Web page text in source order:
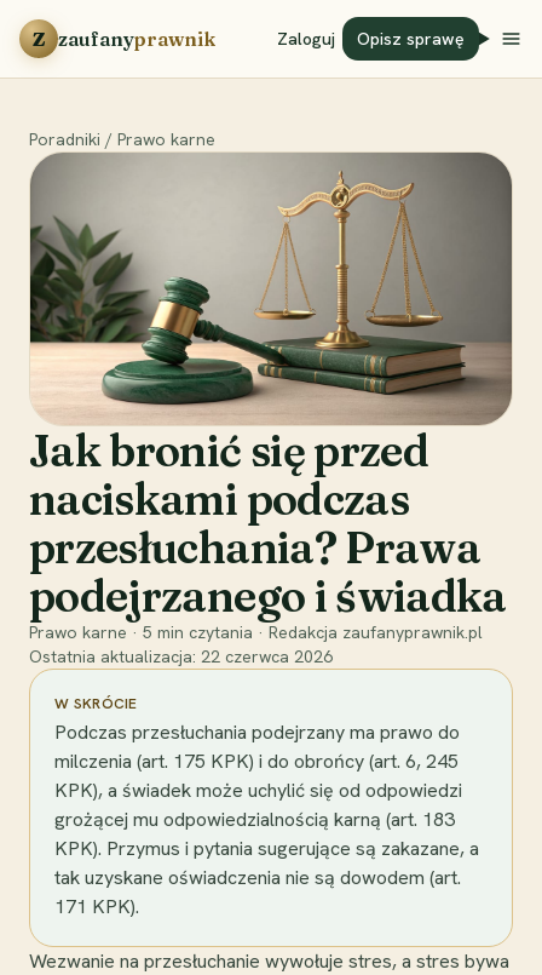
Przejdź do treści
Z zaufanyprawnik Zaloguj Opisz sprawę
Poradniki / Prawo karne
Jak bronić się przed
naciskami podczas
przesłuchania? Prawa
podejrzanego i świadka
Prawo karne · 5 min czytania · Redakcja zaufanyprawnik.pl
Ostatnia aktualizacja: 22 czerwca 2026
W SKRÓCIE
Podczas przesłuchania podejrzany ma prawo do
milczenia (art. 175 KPK) i do obrońcy (art. 6, 245
KPK), a świadek może uchylić się od odpowiedzi
grożącej mu odpowiedzialnością karną (art. 183
KPK). Przymus i pytania sugerujące są zakazane, a
tak uzyskane oświadczenia nie są dowodem (art.
171 KPK).
Wezwanie na przesłuchanie wywołuje stres, a stres bywa